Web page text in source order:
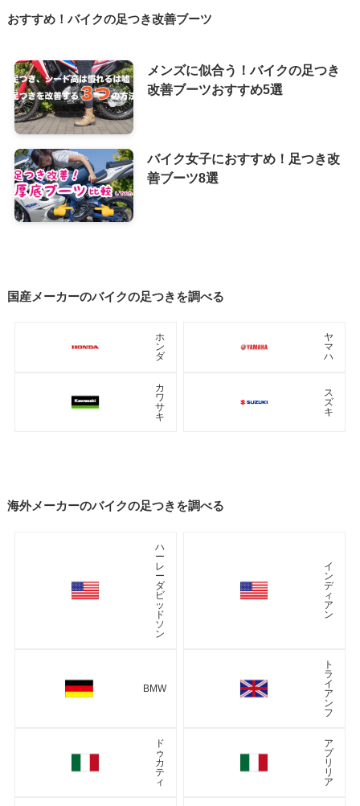
おすすめ！バイクの足つき改善ブーツ
メンズに似合う！バイクの足つき
改善ブーツおすすめ5選
バイク女子におすすめ！足つき改
善ブーツ8選
国産メーカーのバイクの足つきを調べる
ホ
ン
ダ
ヤ
マ
ハ
カ
ワ
サ
キ
ス
ズ
キ
海外メーカーのバイクの足つきを調べる
ハ
ー
レ
ー
ダ
ビ
ッ
ド
ソ
ン
イ
ン
デ
ィ
ア
ン
BMW
ト
ラ
イ
ア
ン
フ
ド
ゥ
カ
テ
ィ
ア
プ
リ
リ
ア